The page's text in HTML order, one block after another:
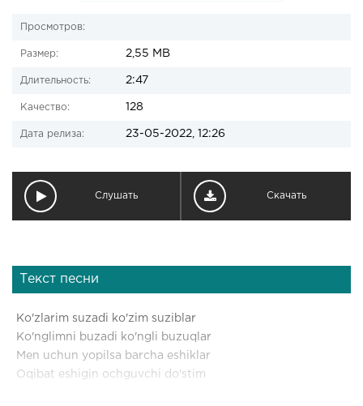
Просмотров:
Размер: 2,55 MB
Длительность: 2:47
Качество: 128
Дата релиза: 23-05-2022, 12:26
Слушать Скачать
Текст песни
Ko'zlarim suzadi ko'zim suziblar
Ko'nglimni buzadi ko'ngli buzuqlar
Men uchun yopilsa barcha eshiklar
Oqibat eshigin ochguvchi do'stim